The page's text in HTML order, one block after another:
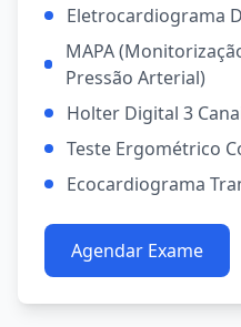
Eletrocardiograma
MAPA
Pressão Arterial)
Holter Digital 3
Teste Ergométrico
Ecocardiograma
Agendar Exame